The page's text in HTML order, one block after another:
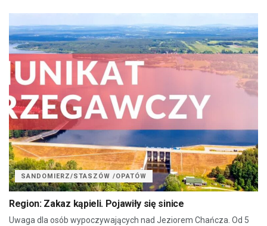
SANDOMIERZ/STASZÓW /OPATÓW
Region: Zakaz kąpieli. Pojawiły się sinice
Uwaga dla osób wypoczywających nad Jeziorem Chańcza. Od 5